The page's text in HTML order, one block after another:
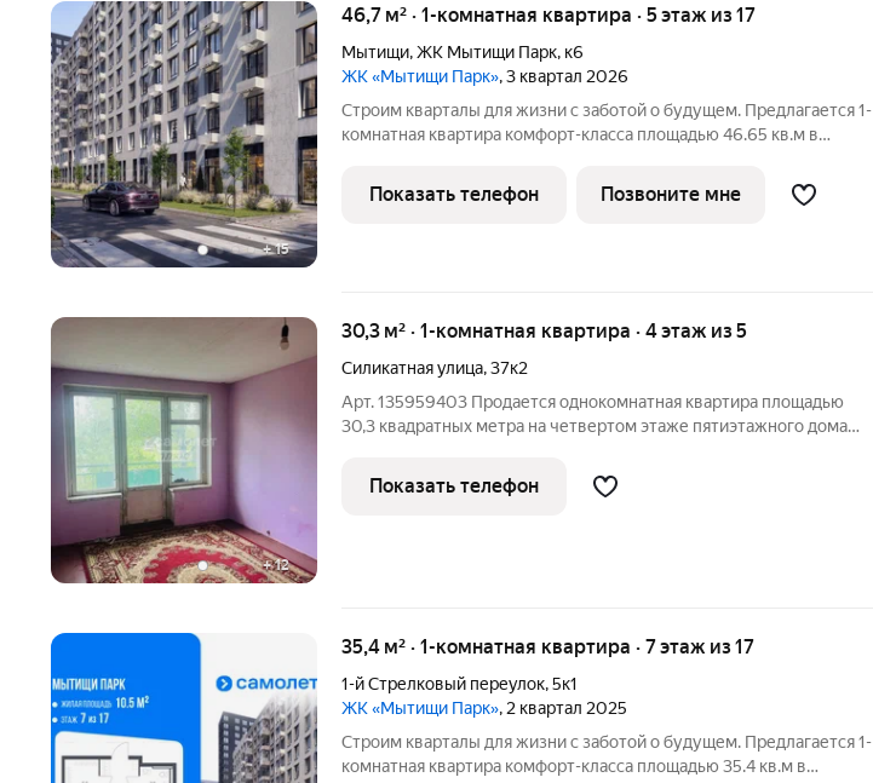
+15
46,7 м² · 1-комнатная квартира · 5 этаж из 17
Мытищи,ЖК Мытищи Парк, к6
ЖК «Мытищи Парк», 3 квартал 2026
Строим кварталы для жизни с заботой о будущем. Предлагается 1-
комнатная квартира комфорт-класса площадью 46.65 кв.м в
"Мытищи Парк".Квартиру в комплексе на выбор: может быть как с
отделкой, так
Показать телефон Позвоните мне
+12
30,3 м² · 1-комнатная квартира · 4 этаж из 5
Силикатная улица,37к2
Арт. 135959403 Продается однокомнатная квартира площадью
30,3 квадратных метра на четвертом этаже пятиэтажного дома
Высота потолков 2,65 м. Чистый, ухоженный подъезд. Тихие,
дружелюбные
Показать телефон
35,4 м² · 1-комнатная квартира · 7 этаж из 17
1-й Стрелковый переулок,5к1
ЖК «Мытищи Парк», 2 квартал 2025
Строим кварталы для жизни с заботой о будущем. Предлагается 1-
комнатная квартира комфорт-класса площадью 35.4 кв.м в